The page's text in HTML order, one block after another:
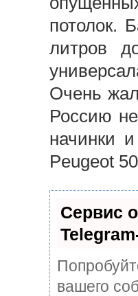
потолок.
литров
Очень
Россию
начинки
Peugeot
Сервис
вашего